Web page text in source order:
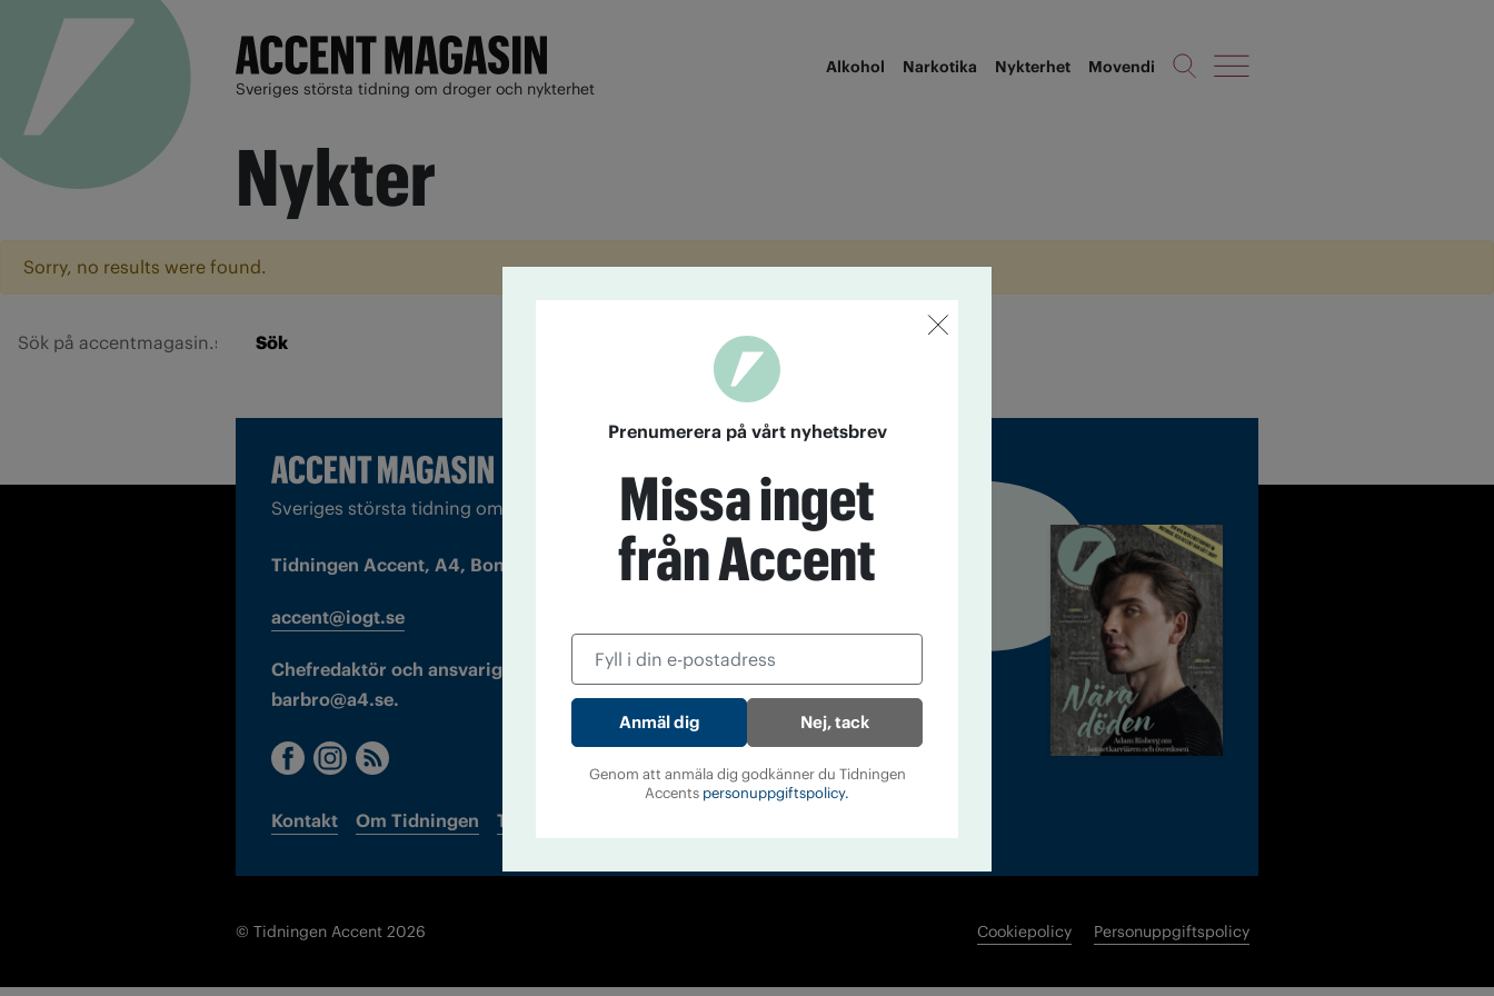
Sveriges största tidning om droger och nykterhet
Alkohol Narkotika Nykterhet Movendi
Nykter
Sorry, no results were found.
Sök
Sveriges största tidning om droger och nykterhet
Tidningen Accent, A4, Bondegatan 21, 116 33 Stockholm
accent@iogt.se
Chefredaktör och ansvarig utgivare: Barbro Janson Lundkvist,
barbro@a4.se.
Kontakt Om Tidningen Tidningsarkiv
© Tidningen Accent 2026 Cookiepolicy Personuppgiftspolicy
Prenumerera på vårt nyhetsbrev
Missa inget
från Accent
Nej, tack
Genom att anmäla dig godkänner du Tidningen
Accents personuppgiftspolicy.